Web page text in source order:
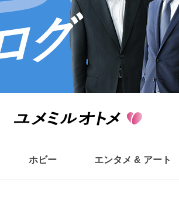
ホビー エンタメ & アート